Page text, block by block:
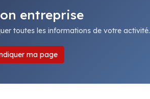
entreprise
toutes les informations de votre activité.
ma page